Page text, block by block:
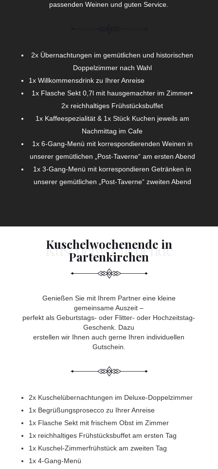
passenden Weinen und guten Service.
2x Übernachtungen im gemütlichen und historischen
Doppelzimmer nach Wahl
1x Willkommensdrink zu Ihrer Anreise
1x Flasche Sekt 0,7l mit hausgemachter im Zimmer•
2x reichhaltiges Frühstücksbuffet
1x Kaffeespezialität & 1x Stück Kuchen jeweils am
Nachmittag im Cafe
1x 6-Gang-Menü mit korrespondierenden Weinen in
unserer gemütlichen „Post-Taverne“ am ersten Abend
1x 3-Gang-Menü mit korrespondieren Getränken in
unserer gemütlichen „Post-Taverne“ zweiten Abend
Kuschelwochenende in
Partenkirchen
Genießen Sie mit Ihrem Partner eine kleine
gemeinsame Auszeit –
perfekt als Geburtstags- oder Flitter- oder Hochzeitstag-
Geschenk. Dazu
erstellen wir Ihnen auch gerne Ihren individuellen
Gutschein.
2x Kuschelübernachtungen im Deluxe-Doppelzimmer
1x Begrüßungsprosecco zu Ihrer Anreise
1x Flasche Sekt mit frischem Obst im Zimmer
1x reichhaltiges Frühstücksbuffet am ersten Tag
1x Kuschel-Zimmerfrühstück am zweiten Tag
1x 4-Gang-Menü